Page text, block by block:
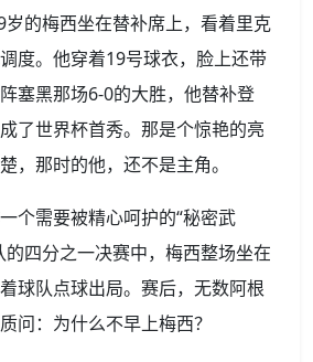
的梅西坐在替补席上，看着里克
度。他穿着19号球衣，脸上还带
塞黑那场6-0的大胜，他替补登
了世界杯首秀。那是个惊艳的亮
，那时的他，还不是主角。
个需要被精心呵护的“秘密武
的四分之一决赛中，梅西整场坐在
球队点球出局。赛后，无数阿根
问：为什么不早上梅西？